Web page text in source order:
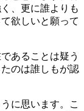
、更に誰よりも
欲しいと願って
あることは疑う
のは誰しもが認
に思います。こ